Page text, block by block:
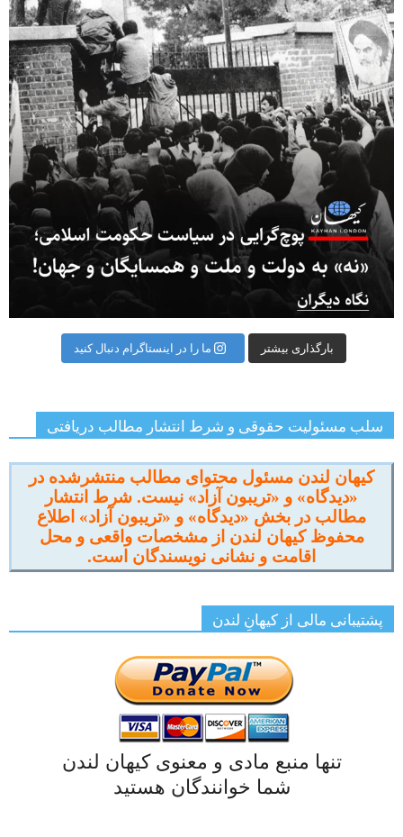
بارگذاری بیشتر ما را در اینستاگرام دنبال کنید
سلب مسئولیت حقوقی و شرط انتشار مطالب دریافتی
کیهان لندن مسئول محتوای مطالب منتشرشده در
«دیدگاه» و «تریبون آزاد» نیست. شرط انتشار
مطالب در بخش «دیدگاه» و «تریبون آزاد» اطلاع
محفوظ کیهان لندن از مشخصات واقعی و محل
اقامت و نشانی نویسندگان است.
پشتیبانی مالی از کیهانِ لندن
تنها منبع مادی و معنوی کیهان لندن
شما خوانندگان هستید